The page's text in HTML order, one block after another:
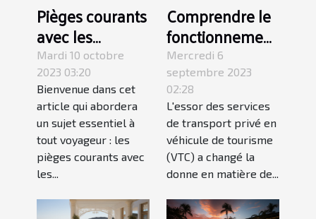
Pièges courants
avec les
locations de
vacances :
comment les
éviter
Mardi 10 octobre
2023 03:20
Bienvenue dans cet
article qui abordera
un sujet essentiel à
tout voyageur : les
pièges courants avec
les...
Comprendre le
fonctionnement
des services
VTC 24h/24 et
7J/7 à Avignon
Mercredi 6
septembre 2023
02:28
L'essor des services
de transport privé en
véhicule de tourisme
(VTC) a changé la
donne en matière de...